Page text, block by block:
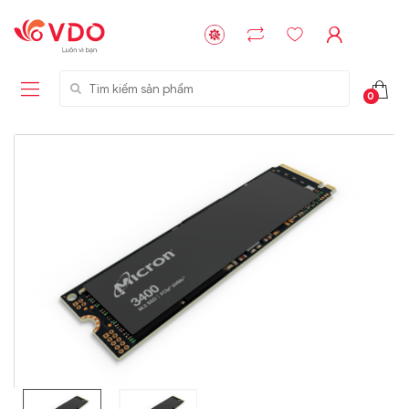
Tìm kiếm sản phẩm
0
Liên hệ
GIGABYTE
G593-ZD1 (rev.
AAX1)